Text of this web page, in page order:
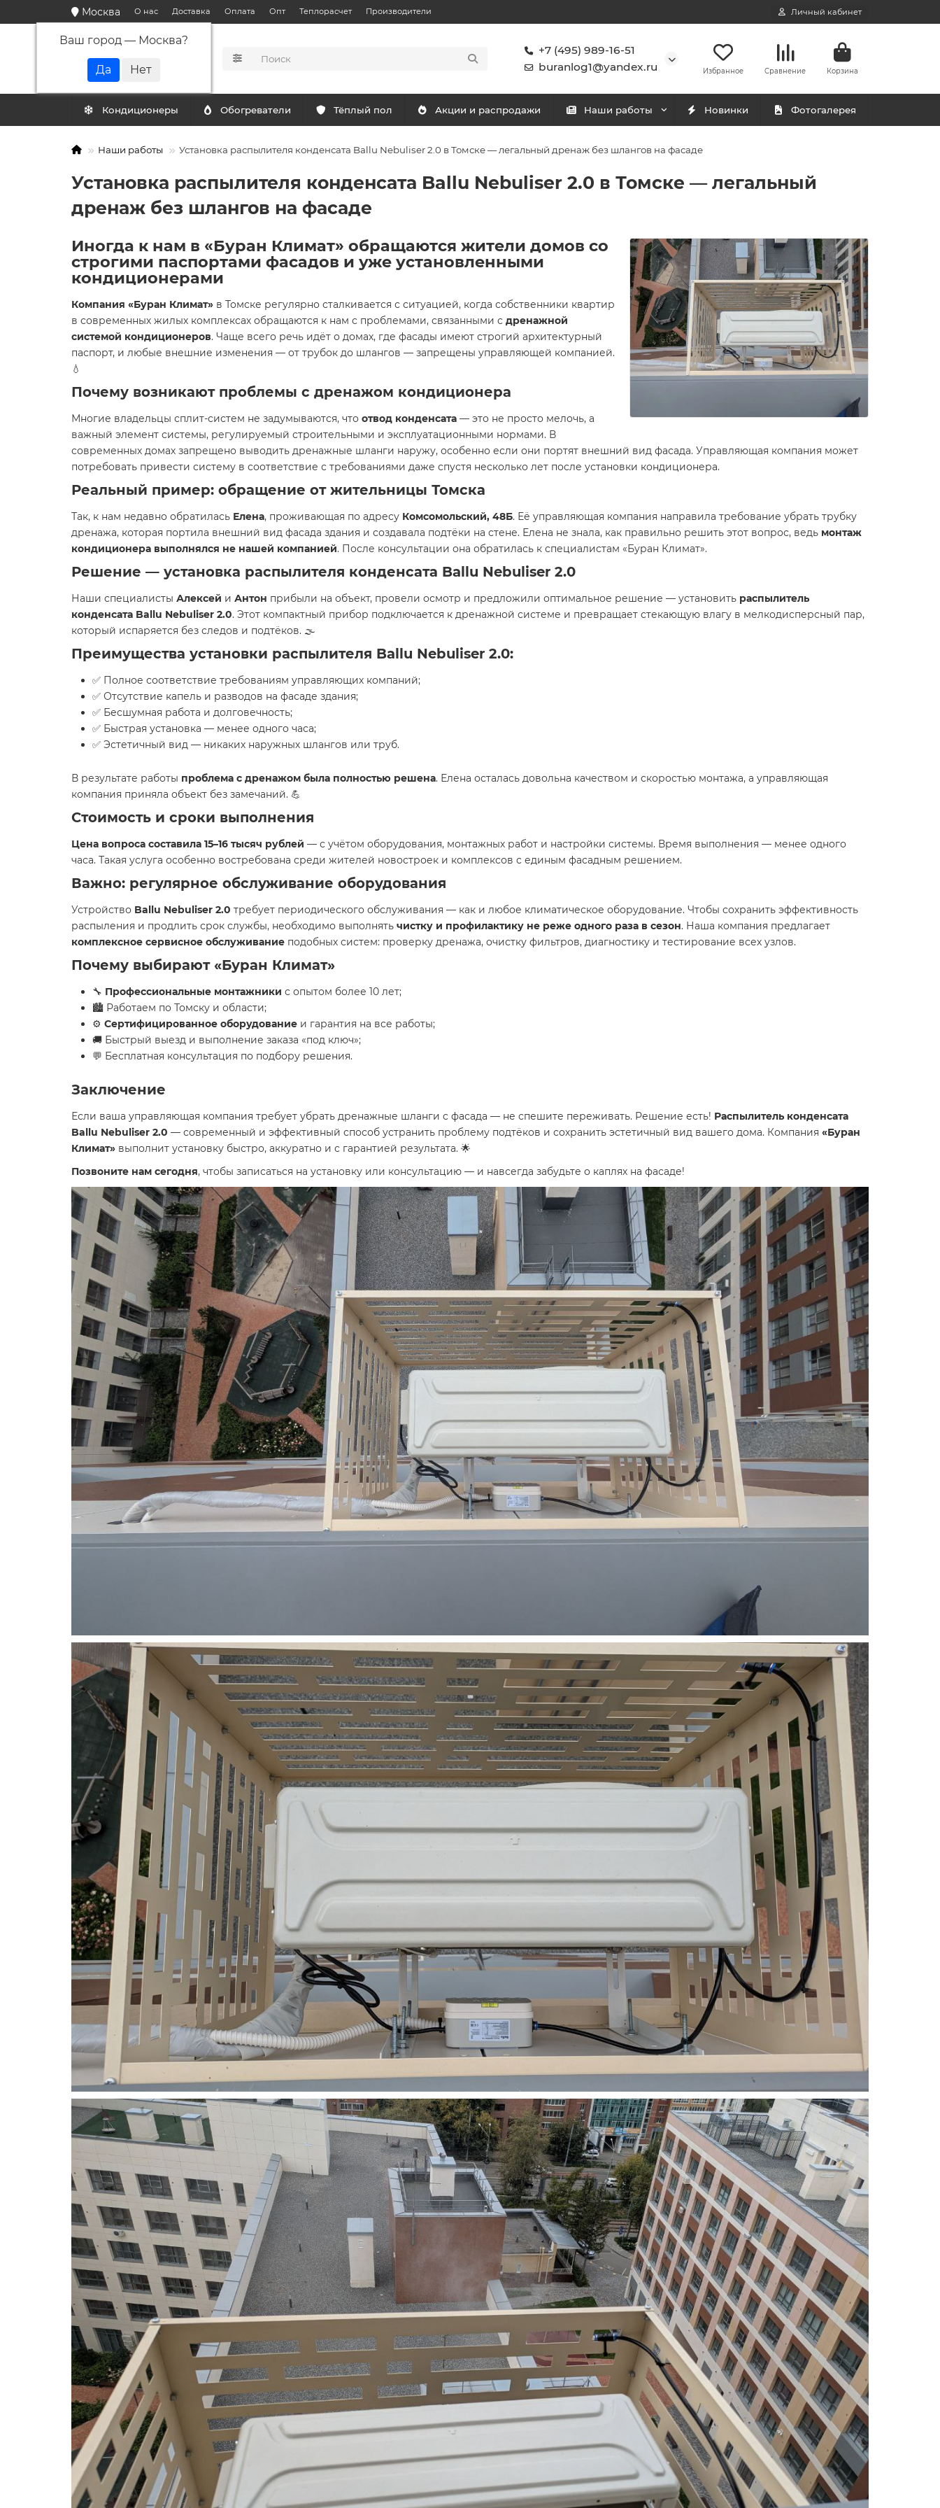
Москва
Ваш город — Москва?
О нас Доставка Оплата Опт Теплорасчет Производители Личный кабинет
+7 (495) 989-16-51
buranlog1@yandex.ru
Избранное Сравнение Корзина
Кондиционеры Обогреватели Тёплый пол Акции и распродажи Наши работы Новинки Фотогалерея
Наши работы Установка распылителя конденсата Ballu Nebuliser 2.0 в Томске — легальный дренаж без шлангов на фасаде
Установка распылителя конденсата Ballu Nebuliser 2.0 в Томске — легальный
дренаж без шлангов на фасаде
Иногда к нам в «Буран Климат» обращаются жители домов со
строгими паспортами фасадов и уже установленными
кондиционерами
Компания «Буран Климат» в Томске регулярно сталкивается с ситуацией, когда собственники квартир
в современных жилых комплексах обращаются к нам с проблемами, связанными с дренажной
системой кондиционеров. Чаще всего речь идёт о домах, где фасады имеют строгий архитектурный
паспорт, и любые внешние изменения — от трубок до шлангов — запрещены управляющей компанией.
💧
Почему возникают проблемы с дренажом кондиционера
Многие владельцы сплит-систем не задумываются, что отвод конденсата — это не просто мелочь, а
важный элемент системы, регулируемый строительными и эксплуатационными нормами. В
современных домах запрещено выводить дренажные шланги наружу, особенно если они портят внешний вид фасада. Управляющая компания может
потребовать привести систему в соответствие с требованиями даже спустя несколько лет после установки кондиционера.
Реальный пример: обращение от жительницы Томска
Так, к нам недавно обратилась Елена, проживающая по адресу Комсомольский, 48Б. Её управляющая компания направила требование убрать трубку
дренажа, которая портила внешний вид фасада здания и создавала подтёки на стене. Елена не знала, как правильно решить этот вопрос, ведь монтаж
кондиционера выполнялся не нашей компанией. После консультации она обратилась к специалистам «Буран Климат».
Решение — установка распылителя конденсата Ballu Nebuliser 2.0
Наши специалисты Алексей и Антон прибыли на объект, провели осмотр и предложили оптимальное решение — установить распылитель
конденсата Ballu Nebuliser 2.0. Этот компактный прибор подключается к дренажной системе и превращает стекающую влагу в мелкодисперсный пар,
который испаряется без следов и подтёков. 🌫️
Преимущества установки распылителя Ballu Nebuliser 2.0:
✅ Полное соответствие требованиям управляющих компаний;
✅ Отсутствие капель и разводов на фасаде здания;
✅ Бесшумная работа и долговечность;
✅ Быстрая установка — менее одного часа;
✅ Эстетичный вид — никаких наружных шлангов или труб.
В результате работы проблема с дренажом была полностью решена. Елена осталась довольна качеством и скоростью монтажа, а управляющая
компания приняла объект без замечаний. 💪
Стоимость и сроки выполнения
Цена вопроса составила 15–16 тысяч рублей — с учётом оборудования, монтажных работ и настройки системы. Время выполнения — менее одного
часа. Такая услуга особенно востребована среди жителей новостроек и комплексов с единым фасадным решением.
Важно: регулярное обслуживание оборудования
Устройство Ballu Nebuliser 2.0 требует периодического обслуживания — как и любое климатическое оборудование. Чтобы сохранить эффективность
распыления и продлить срок службы, необходимо выполнять чистку и профилактику не реже одного раза в сезон. Наша компания предлагает
комплексное сервисное обслуживание подобных систем: проверку дренажа, очистку фильтров, диагностику и тестирование всех узлов.
Почему выбирают «Буран Климат»
🔧 Профессиональные монтажники с опытом более 10 лет;
🏙️ Работаем по Томску и области;
⚙️ Сертифицированное оборудование и гарантия на все работы;
🚚 Быстрый выезд и выполнение заказа «под ключ»;
💬 Бесплатная консультация по подбору решения.
Заключение
Если ваша управляющая компания требует убрать дренажные шланги с фасада — не спешите переживать. Решение есть! Распылитель конденсата
Ballu Nebuliser 2.0 — современный и эффективный способ устранить проблему подтёков и сохранить эстетичный вид вашего дома. Компания «Буран
Климат» выполнит установку быстро, аккуратно и с гарантией результата. 🌟
Позвоните нам сегодня, чтобы записаться на установку или консультацию — и навсегда забудьте о каплях на фасаде!